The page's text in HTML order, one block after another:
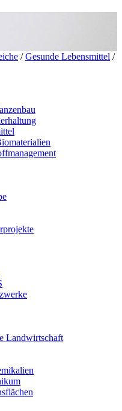
/ Gesunde Lebensmittel /
Landwirtschaft